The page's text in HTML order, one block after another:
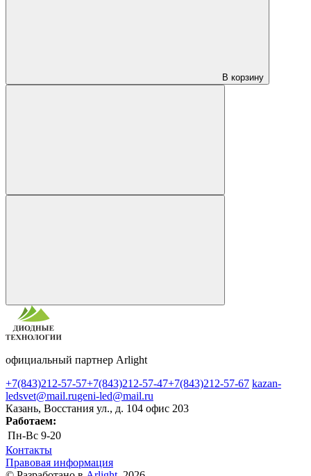
В корзину
официальный партнер Arlight
+7(843)212-57-57+7(843)212-57-47+7(843)212-57-67 kazan-
ledsvet@mail.rugeni-led@mail.ru
Казань, Восстания ул., д. 104 офис 203
Работаем:
Пн-Вс 9-20
Контакты
Правовая информация